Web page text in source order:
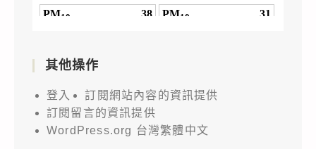
其他操作
登入
訂閱網站內容的資訊提供
訂閱留言的資訊提供
WordPress.org 台灣繁體中文